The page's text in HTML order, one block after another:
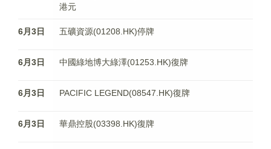
港元
6月3日 五礦資源(01208.HK)停牌
6月3日 中國綠地博大綠澤(01253.HK)復牌
6月3日 PACIFIC LEGEND(08547.HK)復牌
6月3日 華鼎控股(03398.HK)復牌